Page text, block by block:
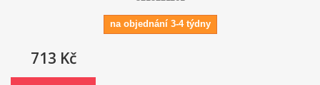
na objednání 3-4 týdny
713 Kč